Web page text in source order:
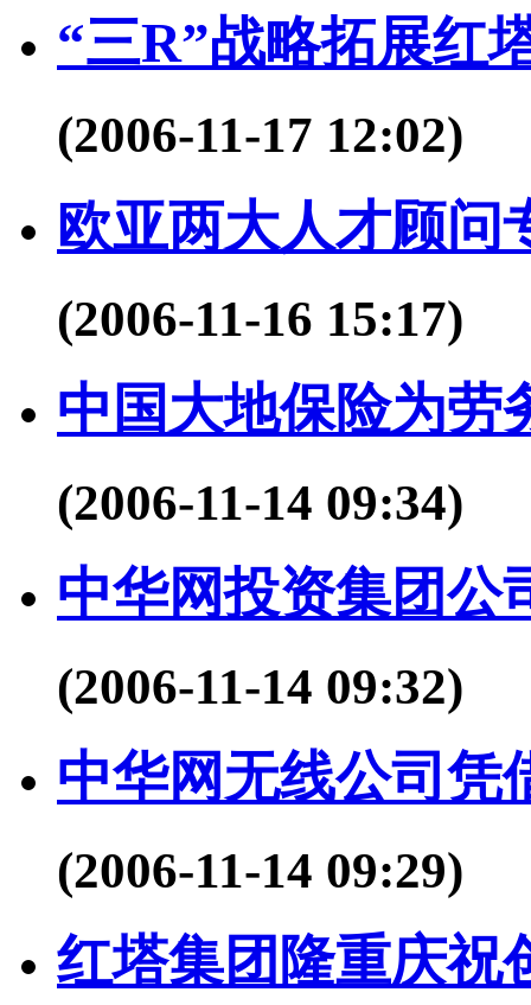
“三R”战略拓展红
(2006-11-17 12:02)
欧亚两大人才顾问
(2006-11-16 15:17)
中国大地保险为劳
(2006-11-14 09:34)
中华网投资集团公
(2006-11-14 09:32)
中华网无线公司凭
(2006-11-14 09:29)
红塔集团隆重庆祝